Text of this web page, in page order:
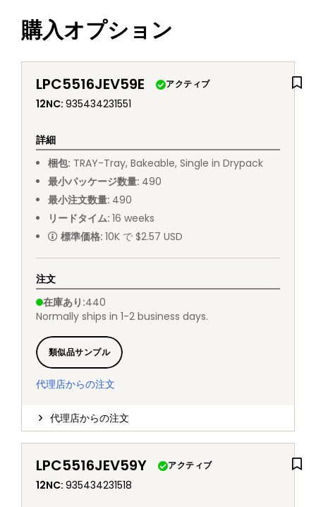
購入オプション
LPC5516JEV59E アクティブ
12NC: 935434231551
詳細
梱包: TRAY-Tray, Bakeable, Single in Drypack
最小パッケージ数量: 490
最小注文数量: 490
リードタイム: 16 weeks
標準価格: 10K で $2.57 USD
注文
在庫あり :440
Normally ships in 1-2 business days.
類似品サンプル
代理店からの注文
代理店からの注文
LPC5516JEV59Y アクティブ
12NC: 935434231518